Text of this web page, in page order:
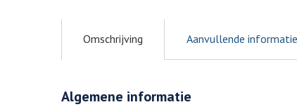
Omschrijving Aanvullende informatie
Algemene informatie